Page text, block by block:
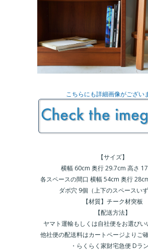
こちらにも詳細画像がござい
【サイズ】
横幅 60cm 奥行 29.7cm 高さ
各スペースの間口 横幅 54cm 奥行
ダボ穴 9個（上下のスペースいず
【材質】チーク材突板
【配送方法】
ヤマト運輸もしくは自社便をお選びい
他社便の配送料はカートページよりご
・らくらく家財宅急便 Dラ